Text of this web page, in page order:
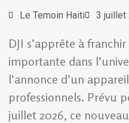
Le Temoin Haiti 3 juillet
DJI s’apprête à
importante dans
l’annonce d’un
professionnels. Prévu
juillet 2026, ce